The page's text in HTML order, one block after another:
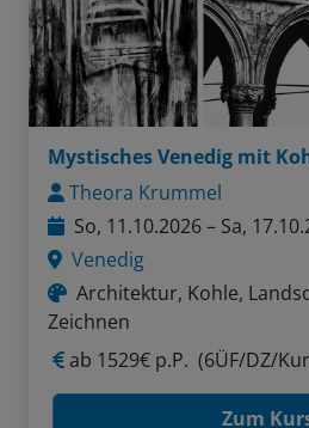
Theora Krummel
So, 11.10.2026 – Sa,
Venedig
Architektur, Kohle,
Zeichnen
ab 1529€ p.P. (6ÜF/DZ/
Zum